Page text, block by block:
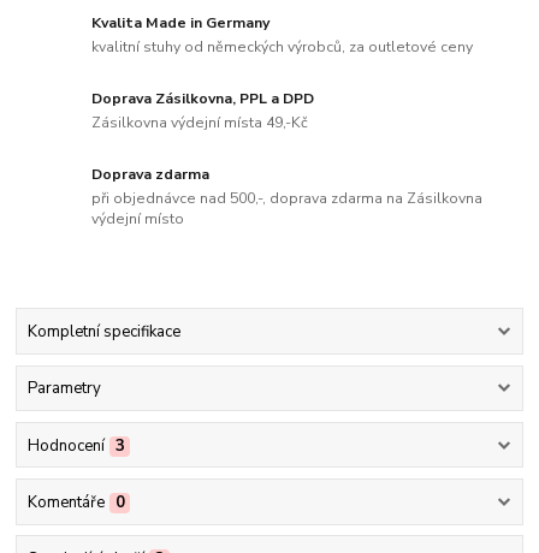
Kvalita Made in Germany
kvalitní stuhy od německých výrobců, za outletové ceny
Doprava Zásilkovna, PPL a DPD
Zásilkovna výdejní místa 49,-Kč
Doprava zdarma
při objednávce nad 500,-, doprava zdarma na Zásilkovna
výdejní místo
Kompletní specifikace
Parametry
Hodnocení 3
Komentáře 0